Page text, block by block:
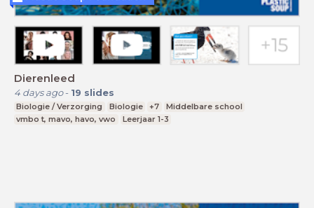
Dierenleed
4 days ago- 19 slides
Biologie / Verzorging Biologie +7
Middelbare school
vmbo t, mavo, havo, vwo
Leerjaar 1-3